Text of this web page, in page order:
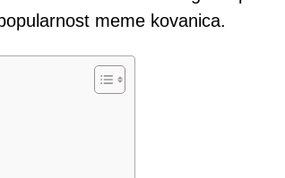
meme kovanica.